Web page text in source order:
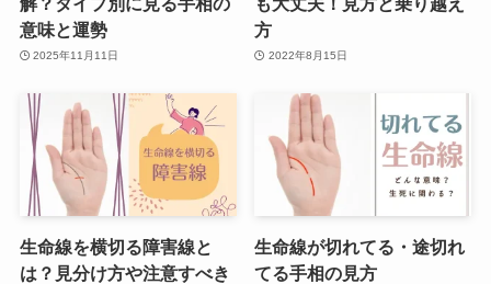
意味と運勢
2025年11月11日
方
2022年8月15日
生命線を横切る障害線と
は？見分け方や注意すべき
生命線が切れてる・途切れ
てる手相の見方